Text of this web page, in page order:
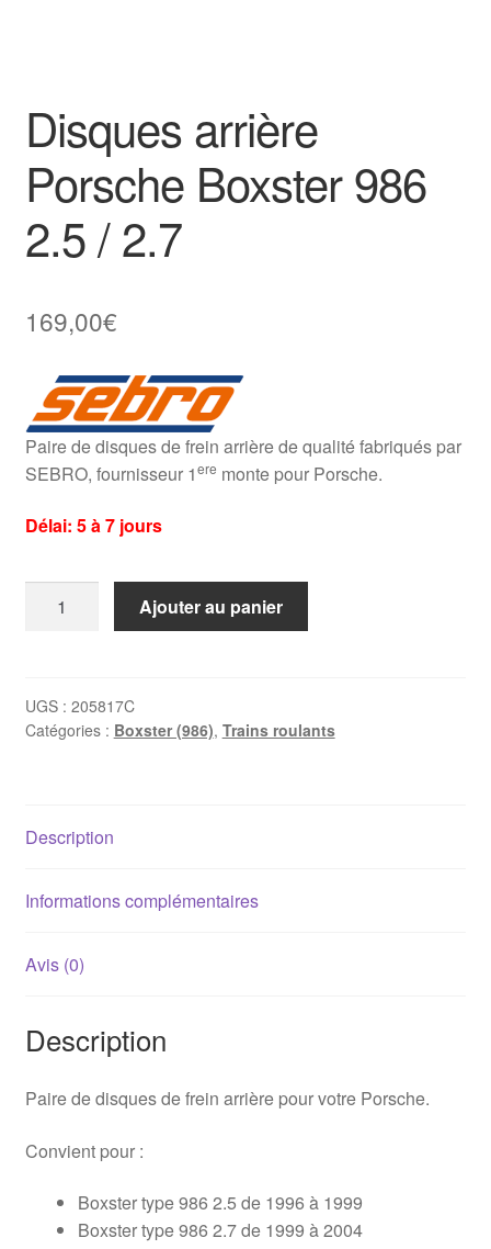
Disques arrière
Porsche Boxster 986
2.5 / 2.7
169,00€
Paire de disques de frein arrière de qualité fabriqués par
SEBRO, fournisseur 1ere monte pour Porsche.
Délai: 5 à 7 jours
Porsche
Boxster
2.7
Ajouter au panier
UGS : 205817C
Catégories : Boxster (986), Trains roulants
Description
Informations complémentaires
Avis (0)
Description
Paire de disques de frein arrière pour votre Porsche.
Convient pour :
Boxster type 986 2.5 de 1996 à 1999
Boxster type 986 2.7 de 1999 à 2004